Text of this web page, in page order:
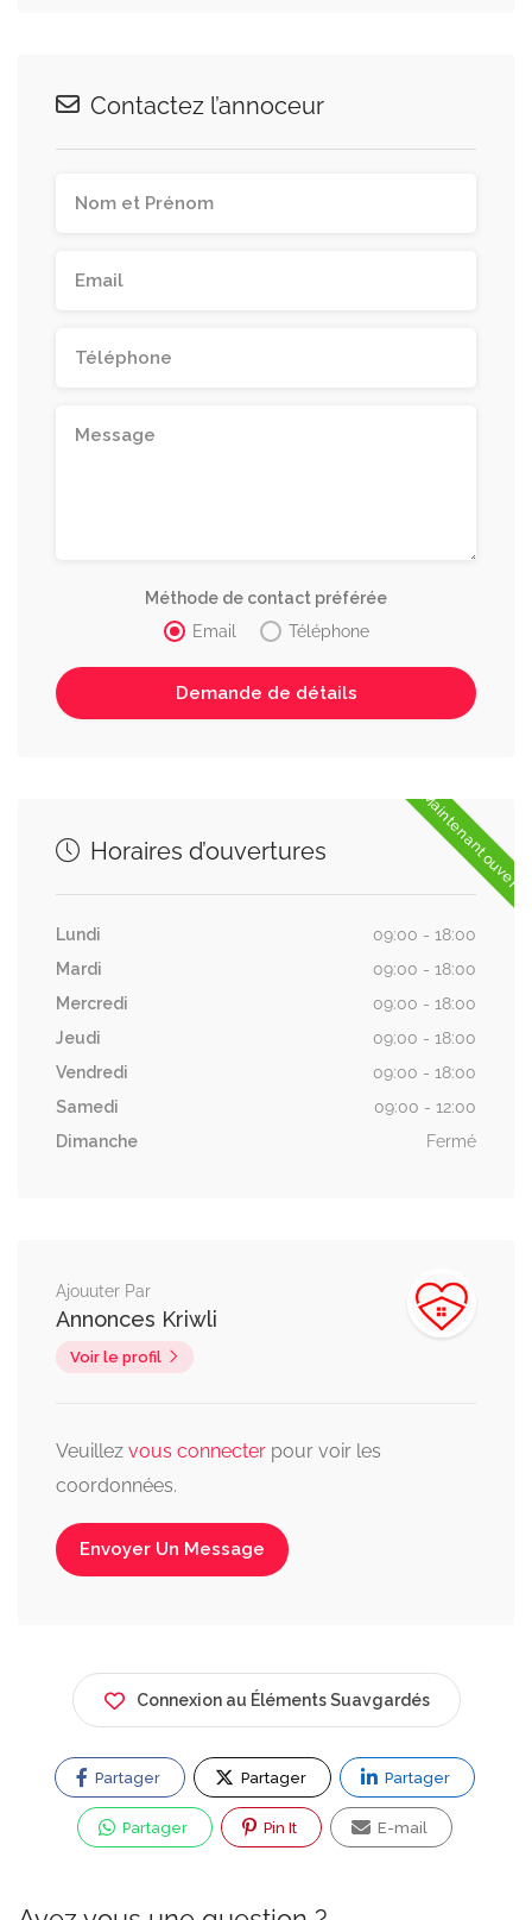
Contactez l’annoceur
Méthode de contact préférée
Email
Téléphone
Maintenant ouvert
Horaires d’ouvertures
Lundi
09:00 - 18:00
Mardi
09:00 - 18:00
Mercredi
09:00 - 18:00
Jeudi
09:00 - 18:00
Vendredi
09:00 - 18:00
Samedi
09:00 - 12:00
Dimanche
Fermé
Ajouuter Par
Annonces Kriwli
Voir le profil
Veuillez vous connecter pour voir les
coordonnées.
Envoyer Un Message
Connexion au Éléments Suavgardés
Partager Partager Partager
Partager Pin It E-mail